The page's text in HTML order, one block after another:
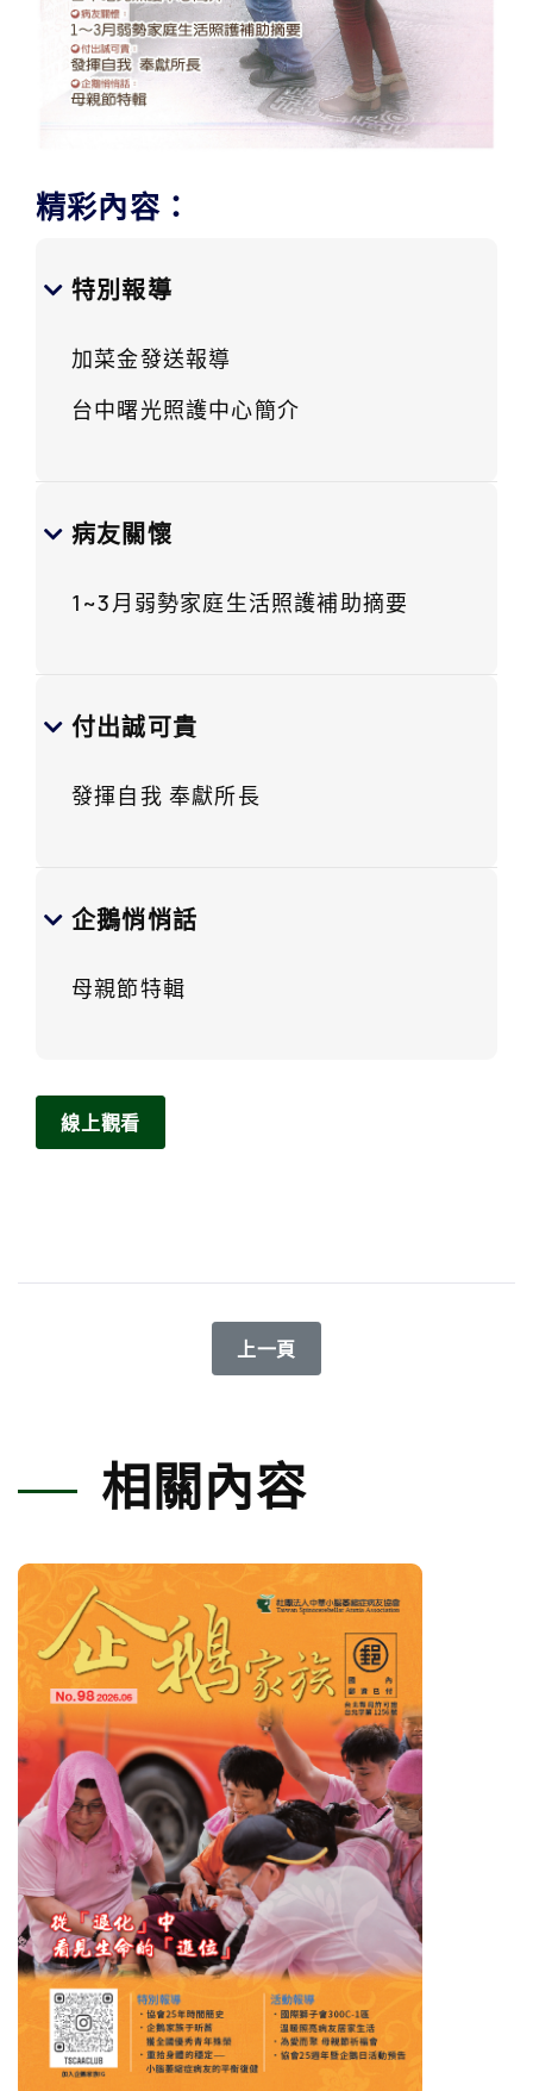
精彩內容：
特別報導
加菜金發送報導
台中曙光照護中心簡介
病友關懷
1~3月弱勢家庭生活照護補助摘要
付出誠可貴
發揮自我 奉獻所長
企鵝悄悄話
母親節特輯
線上觀看
上一篇文章: 59期企鵝家族季刊
上一頁
相關內容